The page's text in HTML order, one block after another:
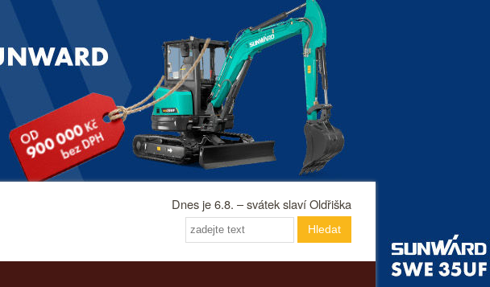
Dnes je 6.8. – svátek slaví Oldřiška
Hledat